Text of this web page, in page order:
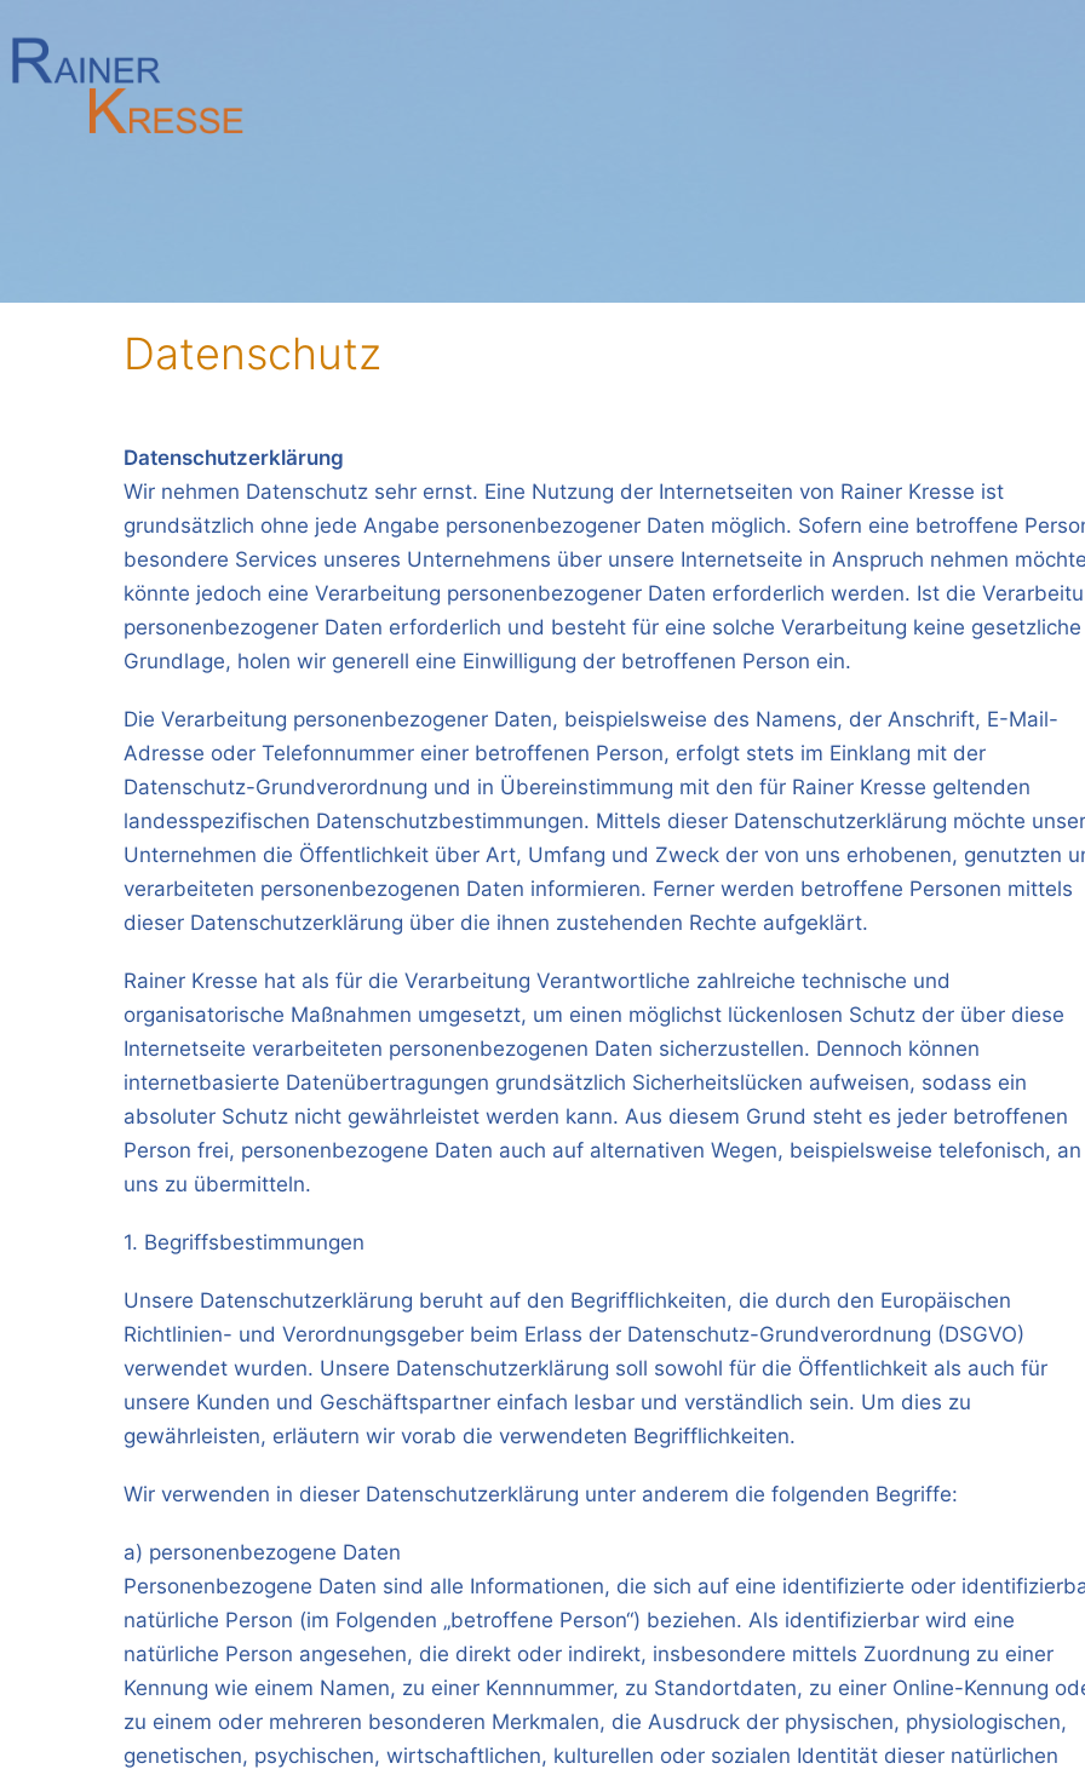
Inhalt
springen
Datenschutz
Datenschutzerklärung
Wir nehmen Datenschutz sehr ernst. Eine Nutzung der Internetseiten von Rainer Kresse ist
grundsätzlich ohne jede Angabe personenbezogener Daten möglich. Sofern eine betroffene
besondere Services unseres Unternehmens über unsere Internetseite in Anspruch nehmen
könnte jedoch eine Verarbeitung personenbezogener Daten erforderlich werden. Ist die
personenbezogener Daten erforderlich und besteht für eine solche Verarbeitung keine gesetzliche
Grundlage, holen wir generell eine Einwilligung der betroffenen Person ein.
Die Verarbeitung personenbezogener Daten, beispielsweise des Namens, der Anschrift, E-Mail-
Adresse oder Telefonnummer einer betroffenen Person, erfolgt stets im Einklang mit der
Datenschutz-Grundverordnung und in Übereinstimmung mit den für Rainer Kresse geltenden
landesspezifischen Datenschutzbestimmungen. Mittels dieser Datenschutzerklärung möchte unser
Unternehmen die Öffentlichkeit über Art, Umfang und Zweck der von uns erhobenen, genutzten
verarbeiteten personenbezogenen Daten informieren. Ferner werden betroffene Personen mittels
dieser Datenschutzerklärung über die ihnen zustehenden Rechte aufgeklärt.
Rainer Kresse hat als für die Verarbeitung Verantwortliche zahlreiche technische und
organisatorische Maßnahmen umgesetzt, um einen möglichst lückenlosen Schutz der über diese
Internetseite verarbeiteten personenbezogenen Daten sicherzustellen. Dennoch können
internetbasierte Datenübertragungen grundsätzlich Sicherheitslücken aufweisen, sodass ein
absoluter Schutz nicht gewährleistet werden kann. Aus diesem Grund steht es jeder betroffenen
Person frei, personenbezogene Daten auch auf alternativen Wegen, beispielsweise telefonisch, an
uns zu übermitteln.
1. Begriffsbestimmungen
Unsere Datenschutzerklärung beruht auf den Begrifflichkeiten, die durch den Europäischen
Richtlinien- und Verordnungsgeber beim Erlass der Datenschutz-Grundverordnung (DSGVO)
verwendet wurden. Unsere Datenschutzerklärung soll sowohl für die Öffentlichkeit als auch für
unsere Kunden und Geschäftspartner einfach lesbar und verständlich sein. Um dies zu
gewährleisten, erläutern wir vorab die verwendeten Begrifflichkeiten.
Wir verwenden in dieser Datenschutzerklärung unter anderem die folgenden Begriffe:
a) personenbezogene Daten
Personenbezogene Daten sind alle Informationen, die sich auf eine identifizierte oder
natürliche Person (im Folgenden „betroffene Person“) beziehen. Als identifizierbar wird eine
natürliche Person angesehen, die direkt oder indirekt, insbesondere mittels Zuordnung zu einer
Kennung wie einem Namen, zu einer Kennnummer, zu Standortdaten, zu einer Online-Kennung
zu einem oder mehreren besonderen Merkmalen, die Ausdruck der physischen, physiologischen,
genetischen, psychischen, wirtschaftlichen, kulturellen oder sozialen Identität dieser natürlichen